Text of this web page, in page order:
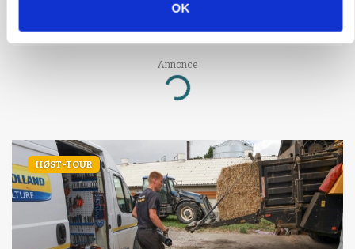
OK
Nye aktierekorder – og den brutale lektie fra et
24-årigt finansgeni
Annonce
Loading...
HØST-TOUR